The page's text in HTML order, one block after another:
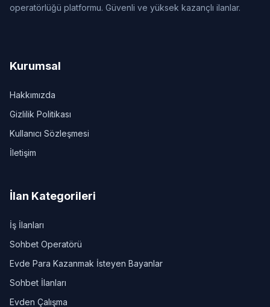
operatörlüğü platformu. Güvenli ve yüksek kazançlı ilanlar.
Kurumsal
Hakkımızda
Gizlilik Politikası
Kullanıcı Sözleşmesi
İletişim
İlan Kategorileri
İş İlanları
Sohbet Operatörü
Evde Para Kazanmak İsteyen Bayanlar
Sohbet İlanları
Evden Çalışma